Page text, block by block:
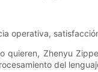
operativa,
Zhenyu
del